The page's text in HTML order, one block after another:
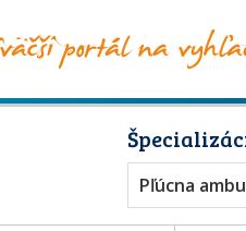
Pľúcna